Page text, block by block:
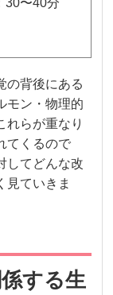
30〜40分
の背後にある
モン・物理的
らが重なり
てくるので
してどんな改
見ていきま
する生